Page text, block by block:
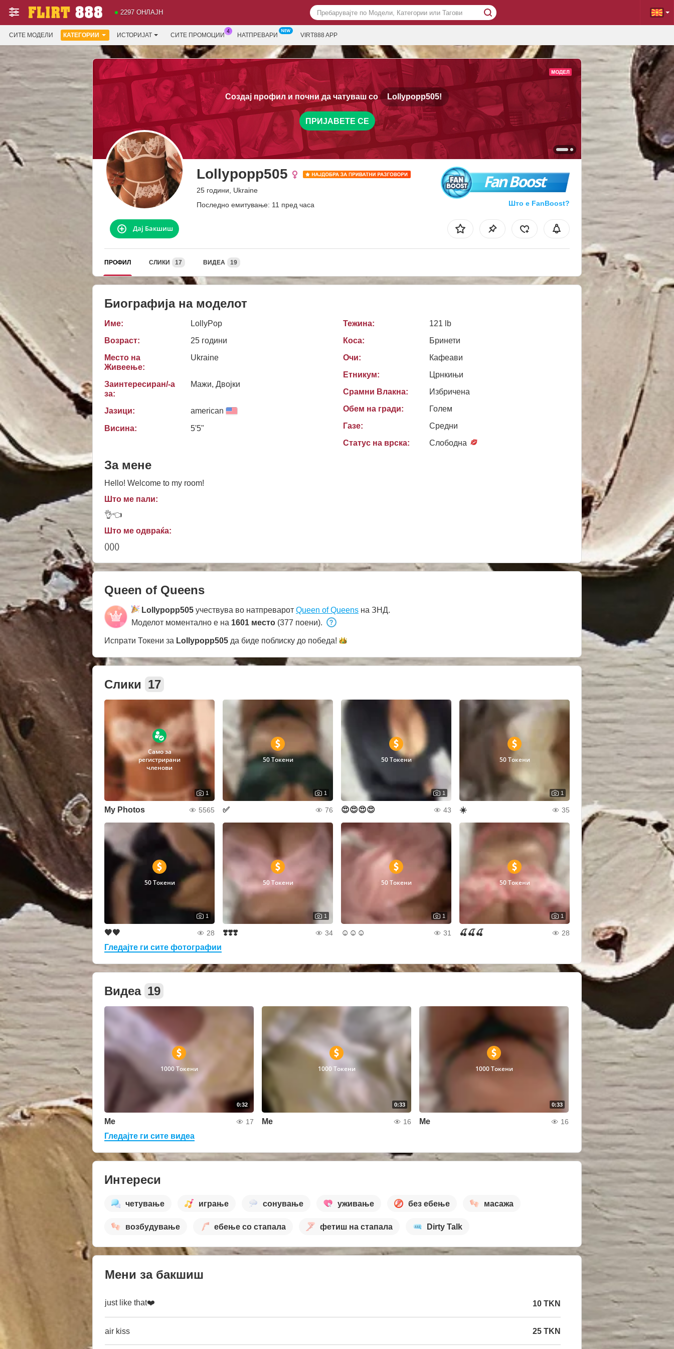
2297 ОНЛАЈН
СИТЕ МОДЕЛИ КАТЕГОРИИ ИСТОРИЈАТ СИТЕ ПРОМОЦИИ НАТПРЕВАРИ VIRT888 APP
Создај профил и почни да чатуваш со Lollypopp505!
ПРИЈАВЕТЕ СЕ
Lollypopp505
25 години, Ukraine
Последно емитување: 11 пред часа
Fan Boost
Што е FanBoost?
Дај Бакшиш
ПРОФИЛ СЛИКИ 17 ВИДЕА 19
Биографија на моделот
Име:
LollyPop
Возраст:
25 години
Место на
Живеење:
Ukraine
Заинтересиран/-а
за:
Мажи, Двојки
Јазици: american
Висина: 5'5"
Тежина:
121 lb
Коса:
Бринети
Очи:
Кафеави
Етникум:
Црнкињи
Срамни Влакна:
Избричена
Обем на гради:
Голем
Газе:
Средни
Статус на врска:
Слободна
За мене
Hello! Welcome to my room!
Што ме пали:
👌👈
Што ме одвраќа:
()()()
Queen of Queens
Lollypopp505 учествува во натпреварот Queen of Queens на ЗНД.
Моделот моментално е на 1601 место (377 поени).
Испрати Токени за Lollypopp505 да биде поблиску до победа!
Слики 17
Само за
регистрирани
членови
1
My Photos 5565
50 Токени
1
✅ 76
50 Токени
1
😍😍😍😍 43
50 Токени
1
☀️ 35
50 Токени
1
🖤🖤 28
50 Токени
1
❣️❣️❣️ 34
50 Токени
1
☺️☺️☺️ 31
50 Токени
1
🍒🍒🍒 28
Гледајте ги сите фотографии
Видеа 19
0:32
1000 Токени
Me 17
0:33
1000 Токени
Me 16
0:33
1000 Токени
Me 16
Гледајте ги сите видеа
Интереси
четување играње сонување уживање без ебење масажа
возбудување ебење со стапала фетиш на стапала Dirty Talk
Мени за бакшиш
just like that❤️ 10 TKN
air kiss 25 TKN